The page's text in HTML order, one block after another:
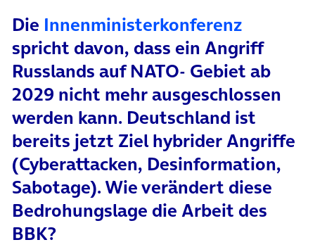
Die Innenministerkonferenz(öffnet
spricht davon, dass ein Angriff
Russlands auf NATO- Gebiet ab
2029 nicht mehr ausgeschlossen
werden kann. Deutschland ist
bereits jetzt Ziel hybrider Angriffe
(Cyberattacken, Desinformation,
Sabotage). Wie verändert diese
Bedrohungslage die Arbeit des
BBK?